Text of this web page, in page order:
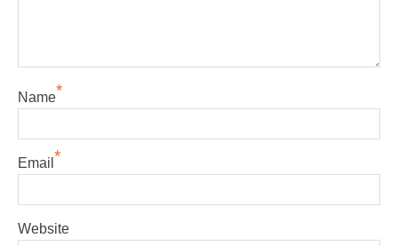
Name*
Email *
Website